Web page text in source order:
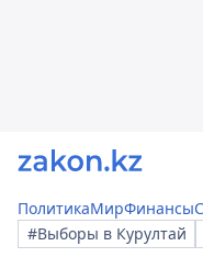
ПолитикаМирФинансы
#Выборы в Курултай